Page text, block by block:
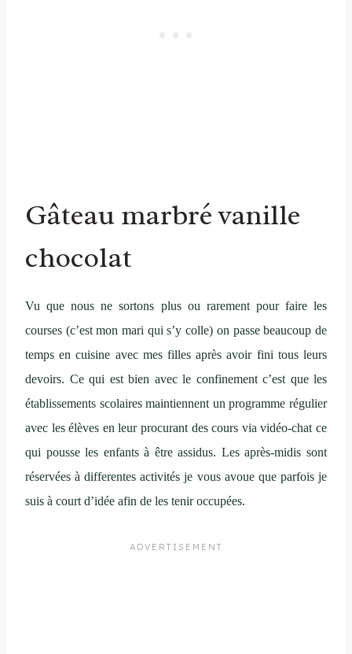
Gâteau marbré vanille
chocolat
Vu que nous ne sortons plus ou rarement pour faire les
courses (c’est mon mari qui s’y colle) on passe beaucoup de
temps en cuisine avec mes filles après avoir fini tous leurs
devoirs. Ce qui est bien avec le confinement c’est que les
établissements scolaires maintiennent un programme régulier
avec les élèves en leur procurant des cours via vidéo-chat ce
qui pousse les enfants à être assidus. Les après-midis sont
réservées à differentes activités je vous avoue que parfois je
suis à court d’idée afin de les tenir occupées.